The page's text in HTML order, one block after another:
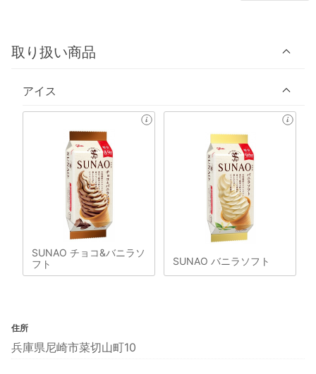
取り扱い商品
アイス
SUNAO チョコ&バニラソ
フト
SUNAO バニラソフト
住所
兵庫県尼崎市菜切山町10